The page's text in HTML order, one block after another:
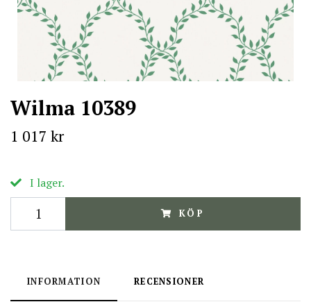
Wilma 10389
1 017 kr
I lager.
KÖP
INFORMATION RECENSIONER